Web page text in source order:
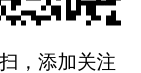
，添加关注